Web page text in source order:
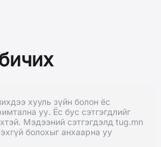
хууль зүйн болон ёс
уу. Ёс бус сэтгэгдлийг
Мэдээний сэтгэгдэлд tug.mn
болохыг анхаарна уу